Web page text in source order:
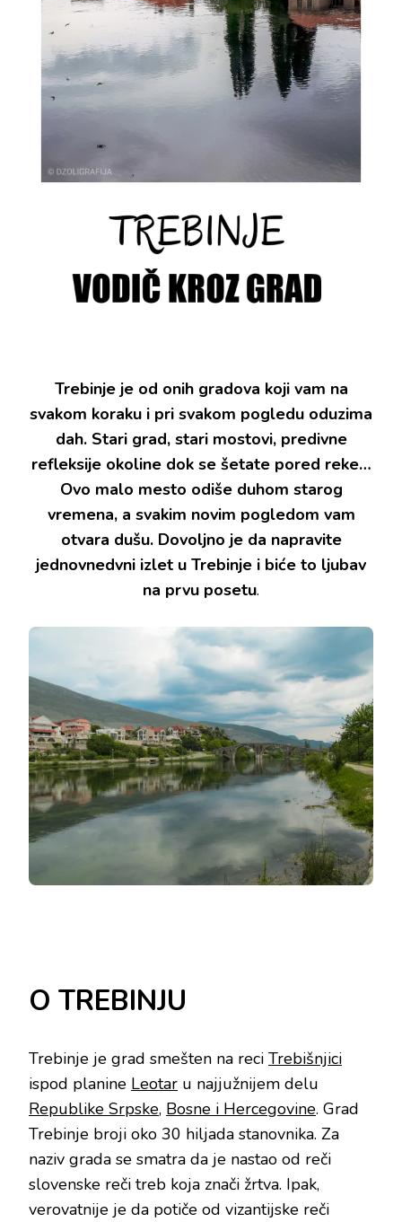
Trebinje je od onih gradova koji vam na
svakom koraku i pri svakom pogledu oduzima
dah. Stari grad, stari mostovi, predivne
refleksije okoline dok se šetate pored reke…
Ovo malo mesto odiše duhom starog
vremena, a svakim novim pogledom vam
otvara dušu. Dovoljno je da napravite
jednovnedvni izlet u Trebinje i biće to ljubav
na prvu posetu.
O TREBINJU
Trebinje je grad smešten na reci Trebišnjici
ispod planine Leotar u najjužnijem delu
Republike Srpske, Bosne i Hercegovine. Grad
Trebinje broji oko 30 hiljada stanovnika. Za
naziv grada se smatra da je nastao od reči
slovenske reči treb koja znači žrtva. Ipak,
verovatnije je da potiče od vizantijske reči